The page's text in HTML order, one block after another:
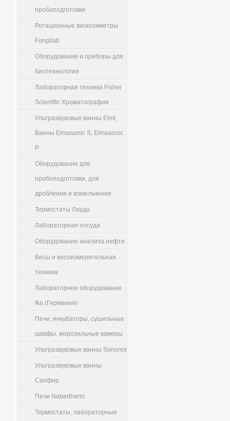
пробоподготовки
Ротационные вискозиметры
Fungilab
Оборудование и приборы для
биотехнологии
Лабораторная техника Fisher
Scientific Хроматография
Ультразвуковые ванны Elmi,
Ванны Elmasonic S, Elmasonic
P
Оборудование для
пробоподготовки, для
дробления и измельчения
Термостаты Лауда
Лабораторная посуда
Оборудование анализа нефти
Весы и весоизмерительная
техника
Лабораторное оборудование
Ika (Германия)
Печи, инкубаторы, сушильные
шкафы, морозильные камеры
Ультразвуковые ванны Sonorex
Ультразвуковые ванны
Сапфир
Печи Nabertherm
Термостаты, лабораторные